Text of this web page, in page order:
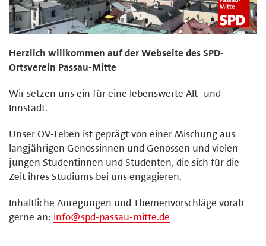
Herzlich willkommen auf der Webseite des SPD-
Ortsverein Passau-Mitte
Wir setzen uns ein für eine lebenswerte Alt- und
Innstadt.
Unser OV-Leben ist geprägt von einer Mischung aus
langjährigen Genossinnen und Genossen und vielen
jungen Studentinnen und Studenten, die sich für die
Zeit ihres Studiums bei uns engagieren.
Inhaltliche Anregungen und Themenvorschläge vorab
gerne an: info@spd-passau-mitte.de